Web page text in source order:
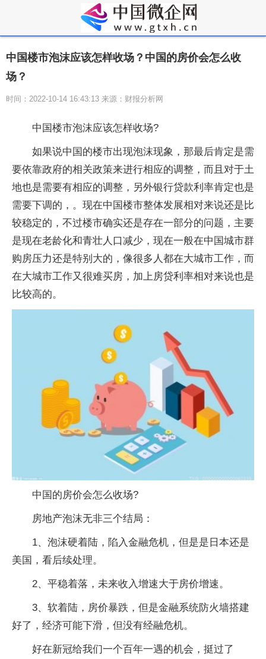
中国楼市泡沫应该怎样收场？中国的房价会怎么收
场？
时间：2022-10-14 16:43:13 来源：财报分析网
中国楼市泡沫应该怎样收场?
如果说中国的楼市出现泡沫现象，那最后肯定是需
要依靠政府的相关政策来进行相应的调整，而且对于土
地也是需要有相应的调整，另外银行贷款利率肯定也是
需要下调的，。现在中国楼市整体发展相对来说还是比
较稳定的，不过楼市确实还是存在一部分的问题，主要
是现在老龄化和青壮人口减少，现在一般在中国城市群
购房压力还是特别大的，像很多人都在大城市工作，而
在大城市工作又很难买房，加上房贷利率相对来说也是
比较高的。
中国的房价会怎么收场?
房地产泡沫无非三个结局：
1、泡沫硬着陆，陷入金融危机，但是是日本还是
美国，看后续处理。
2、平稳着落，未来收入增速大于房价增速。
3、软着陆，房价暴跌，但是金融系统防火墙搭建
好了，经济可能下滑，但没有经融危机。
好在新冠给我们一个百年一遇的机会，挺过了